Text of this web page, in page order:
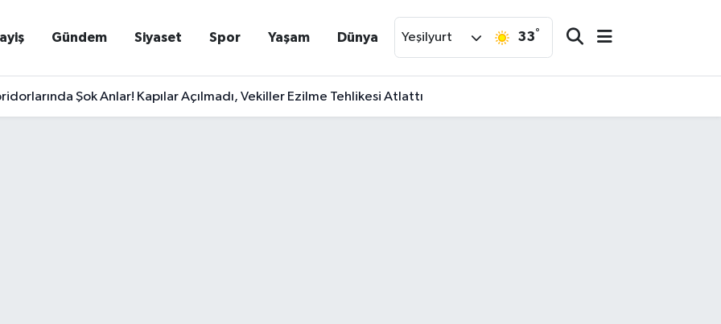
Gündem Siyaset Spor Yaşam Dünya Yeşilyurt 33°